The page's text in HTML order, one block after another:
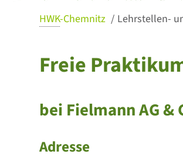
HWK-Chemnitz Lehrstellen-
Freie
bei Fielmann AG &
Adresse